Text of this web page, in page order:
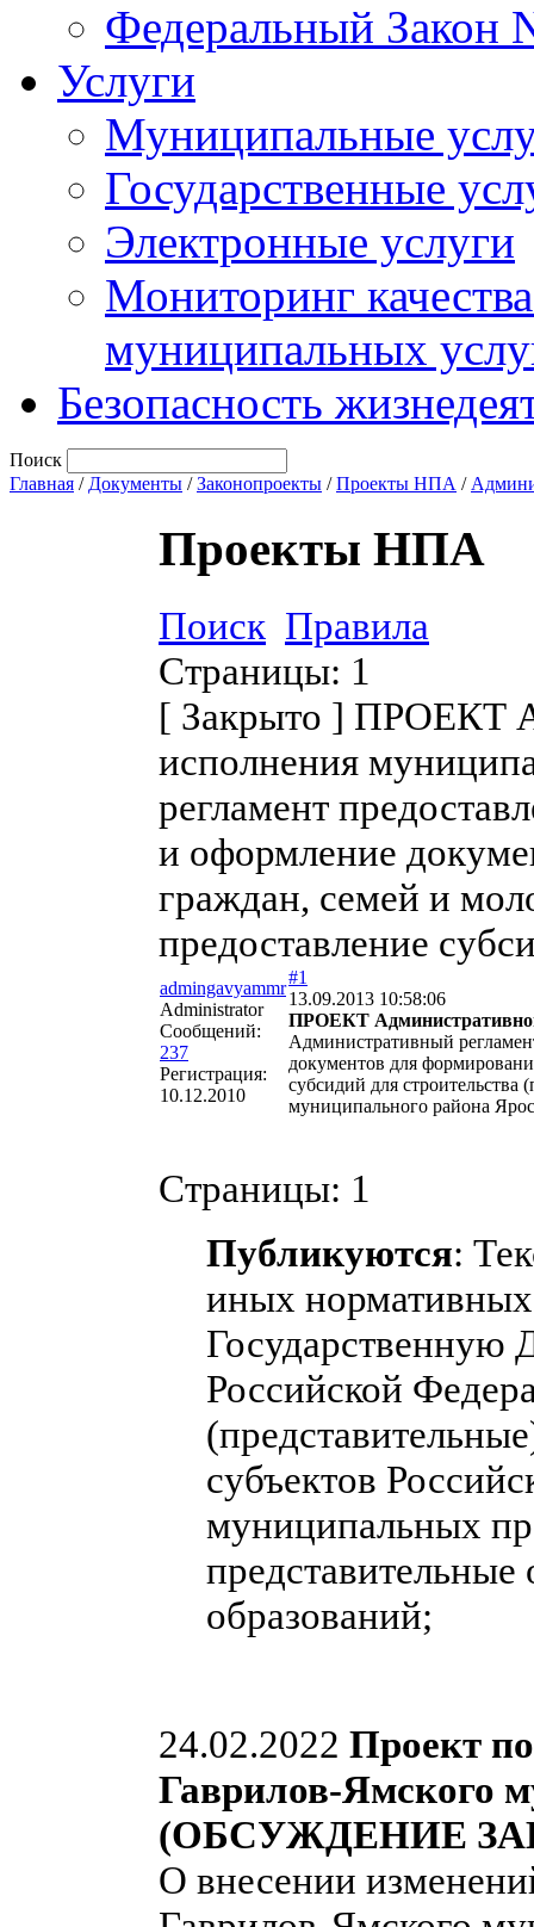
Федеральный Закон
Услуги
Муниципальные
Государственные
Электронные услуги
Мониторинг
муниципальных
Безопасность
Поиск
Главная / Документы /Законопроекты /Проекты НПА /
Проекты НПА
Поиск Правила
Страницы: 1
[ Закрыто ] ПРОЕКТ
исполнения
регламент
и оформление
граждан, семей и
предоставление
admingavyammr
Administrator
Сообщений:
237
Регистрация:
10.12.2010
#1
13.09.2013 10:58:06
ПРОЕКТ
Административный
документов для
субсидий для строительства
муниципального района
Страницы: 1
Публикуются:
иных
Государственную
Российской
субъектов
муниципальных
образований;
24.02.2022 Проект
Гаврилов-Ямского
(ОБСУЖДЕНИЕ
О внесении